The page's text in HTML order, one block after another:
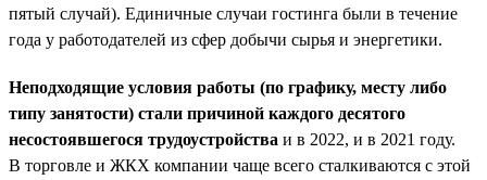
пятый случай). Единичные случаи гостинга были в течение
года у работодателей из сфер добычи сырья и энергетики.
Неподходящие условия работы (по графику, месту либо
типу занятости) стали причиной каждого десятого
несостоявшегося трудоустройства и в 2022, и в 2021 году.
В торговле и ЖКХ компании чаще всего сталкиваются с этой